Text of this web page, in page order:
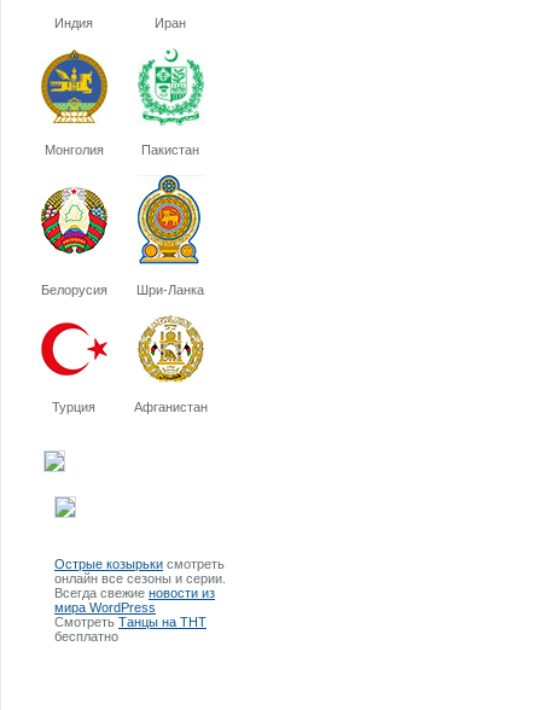
Индия Иран
Монголия Пакистан
Белорусия Шри-Ланка
Турция Афганистан
Острые козырьки смотреть
онлайн все сезоны и серии.
Всегда свежие новости из
мира WordPress
Смотреть Танцы на ТНТ
бесплатно